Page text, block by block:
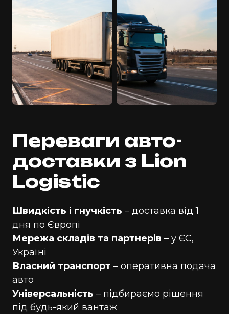
Переваги авто-
доставки з Lion
Logistic
Швидкість і гнучкість – доставка від 1
дня по Європі
Мережа складів та партнерів – у ЄС,
Україні
Власний транспорт – оперативна подача
авто
Універсальність – підбираємо рішення
під будь-який вантаж